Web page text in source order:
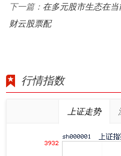
下一篇： 在多元股市生态在
财云股票配
行情指数
上证走势